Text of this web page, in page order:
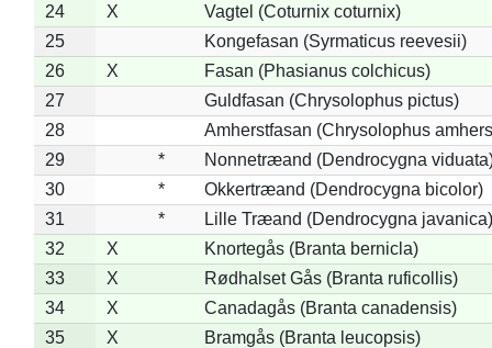
24
X
Vagtel (Coturnix coturnix)
25
Kongefasan (Syrmaticus reevesii)
26
X
Fasan (Phasianus colchicus)
27
Guldfasan (Chrysolophus pictus)
28
Amherstfasan (Chrysolophus
29
*
Nonnetræand (Dendrocygna
30
*
Okkertræand (Dendrocygna bicolor)
31
*
Lille Træand (Dendrocygna javanica)
32
X
Knortegås (Branta bernicla)
33
X
Rødhalset Gås (Branta ruficollis)
34
X
Canadagås (Branta canadensis)
35
X
Bramgås (Branta leucopsis)